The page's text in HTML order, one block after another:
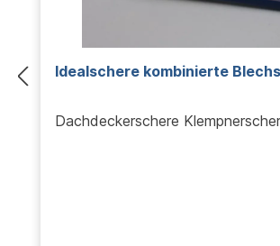
Idealschere kombinierte
Dachdeckerschere